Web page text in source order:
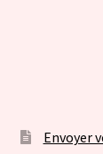
Envoyer